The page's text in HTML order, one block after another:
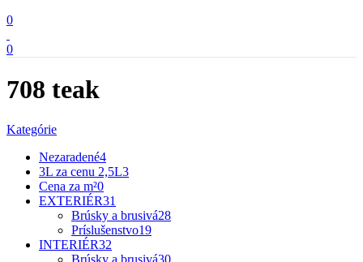
0
0
708 teak
Kategórie
Nezaradené4
3L za cenu 2,5L3
Cena za m²0
EXTERIÉR31
Brúsky a brusivá28
Príslušenstvo19
INTERIÉR32
Brúsky a brusivá30